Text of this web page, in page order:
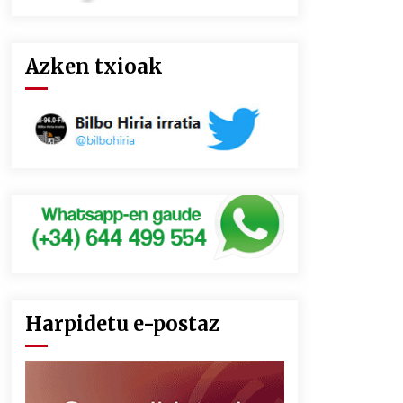
Azken txioak
Harpidetu e-postaz